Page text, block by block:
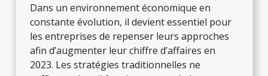
Dans un environnement économique en
constante évolution, il devient essentiel pour
les entreprises de repenser leurs approches
afin d’augmenter leur chiffre d’affaires en
2023. Les stratégies traditionnelles ne